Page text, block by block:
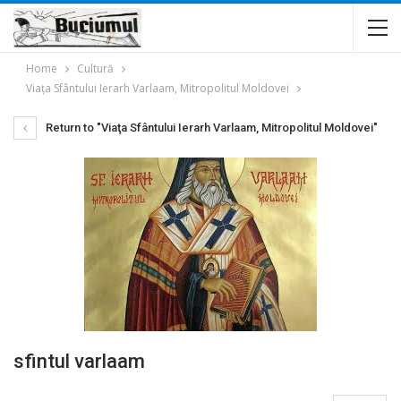
Home
Cultură
Viaţa Sfântului Ierarh Varlaam, Mitropolitul Moldovei
Return to "Viaţa Sfântului Ierarh Varlaam, Mitropolitul Moldovei"
sfintul varlaam